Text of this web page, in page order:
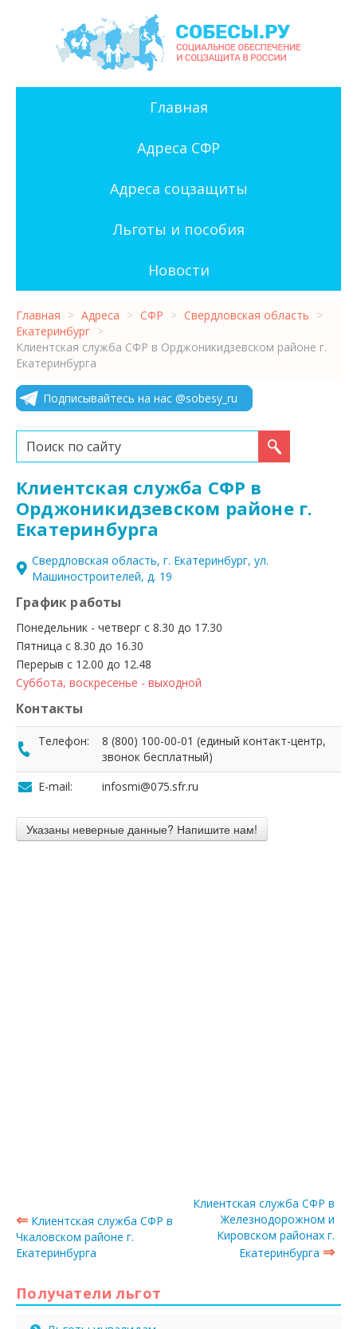
Главная
Адреса СФР
Адреса соцзащиты
Льготы и пособия
Новости
Главная > Адреса > СФР > Свердловская область >
Екатеринбург >
Клиентская служба СФР в Орджоникидзевском районе г.
Екатеринбурга
Подписывайтесь на нас @sobesy_ru
Искать...
Клиентская служба СФР в
Орджоникидзевском районе г.
Екатеринбурга
Свердловская область, г. Екатеринбург, ул.
Машиностроителей, д. 19
График работы
Понедельник - четверг с 8.30 до 17.30
Пятница с 8.30 до 16.30
Перерыв с 12.00 до 12.48
Суббота, воскресенье - выходной
Контакты
Телефон:
8 (800) 100-00-01 (единый контакт-центр,
звонок бесплатный)
E-mail:
infosmi@075.sfr.ru
⇐ Клиентская служба СФР в
Чкаловском районе г.
Екатеринбурга
Клиентская служба СФР в
Железнодорожном и
Кировском районах г.
Екатеринбурга ⇒
Получатели льгот